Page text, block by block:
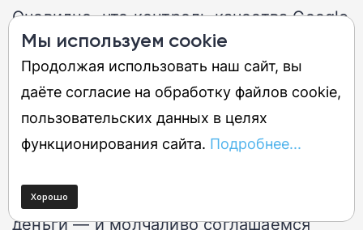
Очевидно, что контроль качества Google
не поймал эти проблемы. И это при том,
что Android 17 только начинает широкую
волну раздачи на Pixel-устройства, а
значит, число пострадавших будет расти
по мере обновления новых телефонов.
Мы платим за флагман нешуточные
деньги — и молчаливо соглашаемся
Мы используем cookie
Продолжая использовать наш сайт, вы
даёте согласие на обработку файлов cookie,
пользовательских данных в целях
функционирования сайта. Подробнее...